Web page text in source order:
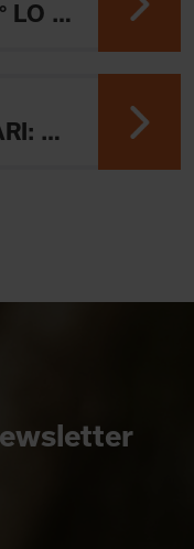
TRAIL-O: NEL PRE-O, 5° LO JUNIOR LAMBERTINI E AARON GAIO 8°. NEI PARALIMPICI 20° GALVAN
MONDIALI UNIVERSITARI: MARIANI CHIUDE 4° NELLA MIDDLE